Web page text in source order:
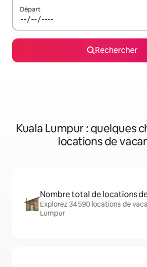
Départ
Rechercher
Kuala Lumpur : quelques
locations de
Nombre total de locations
Explorez 34 590 locations de
Lumpur